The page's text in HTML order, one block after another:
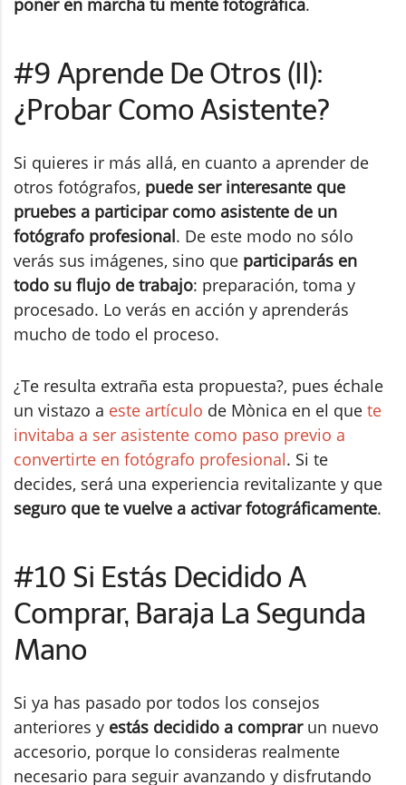
poner en marcha tu mente fotográfica.
#9 Aprende De Otros (II):
¿Probar Como Asistente?
Si quieres ir más allá, en cuanto a aprender de
otros fotógrafos, puede ser interesante que
pruebes a participar como asistente de un
fotógrafo profesional. De este modo no sólo
verás sus imágenes, sino que participarás en
todo su flujo de trabajo: preparación, toma y
procesado. Lo verás en acción y aprenderás
mucho de todo el proceso.
¿Te resulta extraña esta propuesta?, pues échale
un vistazo a este artículo de Mònica en el que te
invitaba a ser asistente como paso previo a
convertirte en fotógrafo profesional. Si te
decides, será una experiencia revitalizante y que
seguro que te vuelve a activar fotográficamente.
#10 Si Estás Decidido A
Comprar, Baraja La Segunda
Mano
Si ya has pasado por todos los consejos
anteriores y estás decidido a comprarun nuevo
accesorio, porque lo consideras realmente
necesario para seguir avanzando y disfrutando